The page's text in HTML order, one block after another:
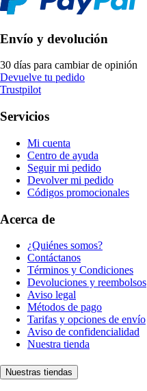
Envío y devolución
30 días para cambiar de opinión
Devuelve tu pedido
Trustpilot
Servicios
Mi cuenta
Centro de ayuda
Seguir mi pedido
Devolver mi pedido
Códigos promocionales
Acerca de
¿Quiénes somos?
Contáctanos
Términos y Condiciones
Devoluciones y reembolsos
Aviso legal
Métodos de pago
Tarifas y opciones de envío
Aviso de confidencialidad
Nuestra tienda
Nuestras tiendas